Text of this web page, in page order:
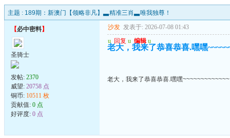
主题 : 189期：新澳门【领略非凡】▃精准三肖▃唯我独尊！
【必中密料】
圣骑士
发帖: 2370
威望: 20758 点
铜币: 10511 枚
贡献值: 0 点
好评度: 0 点
沙发 发表于: 2026-07-08 01:43
u 回复 u 编辑 u
老大，我来了恭喜恭喜.嘿嘿
老大，我来了恭喜恭喜.嘿嘿~~~~~~~~~~~~~